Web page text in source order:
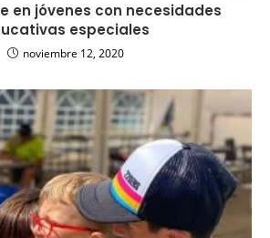
en jóvenes con necesidades
especiales
noviembre 12, 2020